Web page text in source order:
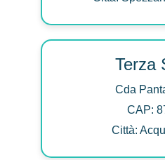
Terza
Cda
CAP:
Città: